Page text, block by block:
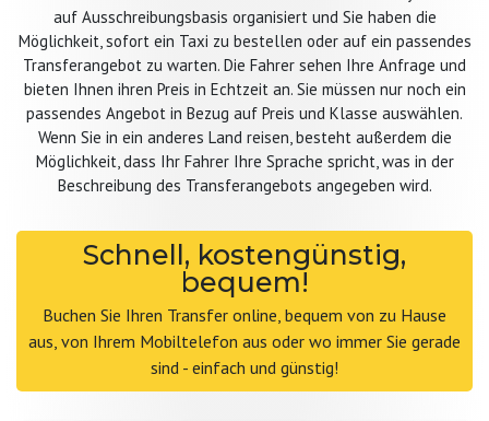
auf Ausschreibungsbasis organisiert und Sie haben die
Möglichkeit, sofort ein Taxi zu bestellen oder auf ein passendes
Transferangebot zu warten. Die Fahrer sehen Ihre Anfrage und
bieten Ihnen ihren Preis in Echtzeit an. Sie müssen nur noch ein
passendes Angebot in Bezug auf Preis und Klasse auswählen.
Wenn Sie in ein anderes Land reisen, besteht außerdem die
Möglichkeit, dass Ihr Fahrer Ihre Sprache spricht, was in der
Beschreibung des Transferangebots angegeben wird.
Schnell, kostengünstig,
bequem!
Buchen Sie Ihren Transfer online, bequem von zu Hause
aus, von Ihrem Mobiltelefon aus oder wo immer Sie gerade
sind - einfach und günstig!